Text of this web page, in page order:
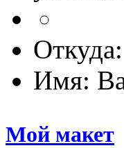
Имя:
Мой макет